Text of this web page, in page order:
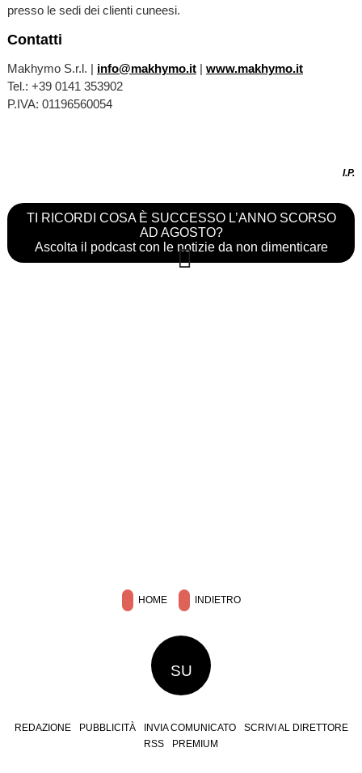
presso le sedi dei clienti cuneesi.
Contatti
Makhymo S.r.l. | info@makhymo.it| www.makhymo.it
Tel.: +39 0141 353902
P.IVA: 01196560054
I.P.
TI RICORDI COSA È SUCCESSO L’ANNO SCORSO
AD AGOSTO?
Ascolta il podcast con le notizie da non dimenticare
HOME INDIETRO
SU
REDAZIONE PUBBLICITÀ INVIA COMUNICATO
SCRIVI AL DIRETTORE
RSS
PREMIUM